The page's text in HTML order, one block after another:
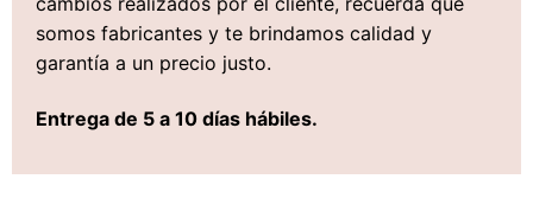
somos fabricantes y te brindamos calidad y
garantía a un precio justo.
Entrega de 5 a 10 días hábiles.